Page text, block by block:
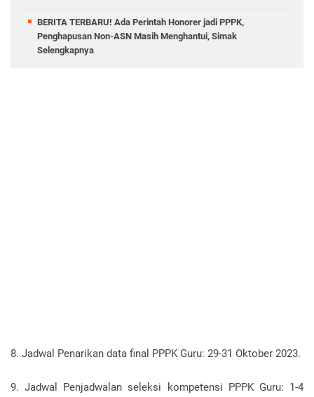
BERITA TERBARU! Ada Perintah Honorer jadi PPPK,
Penghapusan Non-ASN Masih Menghantui, Simak
Selengkapnya
8. Jadwal Penarikan data final PPPK Guru: 29-31 Oktober 2023.
9. Jadwal Penjadwalan seleksi kompetensi PPPK Guru: 1-4